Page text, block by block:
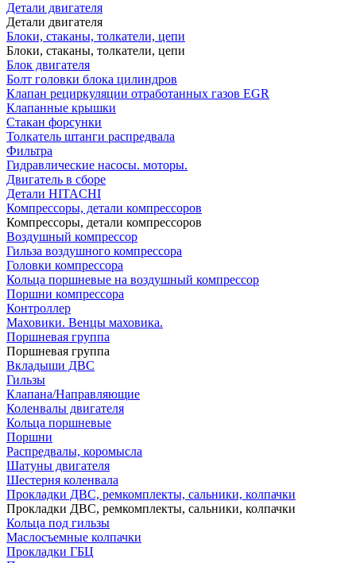
Детали двигателя
Детали двигателя
Блоки, стаканы, толкатели, цепи
Блоки, стаканы, толкатели, цепи
Блок двигателя
Болт головки блока цилиндров
Клапан рециркуляции отработанных газов EGR
Клапанные крышки
Стакан форсунки
Толкатель штанги распредвала
Фильтра
Гидравлические насосы. моторы.
Двигатель в сборе
Детали HITACHI
Компрессоры, детали компрессоров
Компрессоры, детали компрессоров
Воздушный компрессор
Гильза воздушного компрессора
Головки компрессора
Кольца поршневые на воздушный компрессор
Поршни компрессора
Контроллер
Маховики. Венцы маховика.
Поршневая группа
Поршневая группа
Вкладыши ДВС
Гильзы
Клапана/Направляющие
Коленвалы двигателя
Кольца поршневые
Поршни
Распредвалы, коромысла
Шатуны двигателя
Шестерня коленвала
Прокладки ДВС, ремкомплекты, сальники, колпачки
Прокладки ДВС, ремкомплекты, сальники, колпачки
Кольца под гильзы
Маслосъемные колпачки
Прокладки ГБЦ